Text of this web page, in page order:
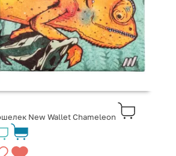
New Wallet Chameleon